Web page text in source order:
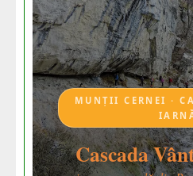
MUNȚII CERNEI ·
Cascada